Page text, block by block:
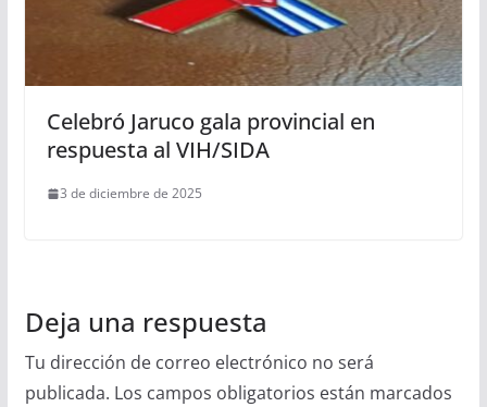
Celebró Jaruco gala provincial en
respuesta al VIH/SIDA
3 de diciembre de 2025
Deja una respuesta
Tu dirección de correo electrónico no será
publicada. Los campos obligatorios están marcados